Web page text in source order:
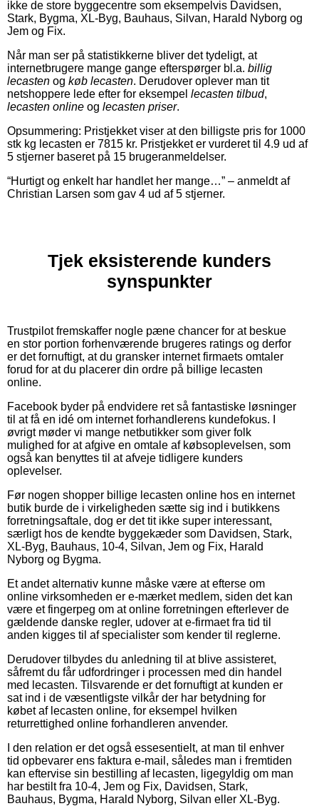
ikke de store byggecentre som eksempelvis Davidsen,
Stark, Bygma, XL-Byg, Bauhaus, Silvan, Harald Nyborg og
Jem og Fix.
Når man ser på statistikkerne bliver det tydeligt, at
internetbrugere mange gange efterspørger bl.a. billig
lecasten og køb lecasten. Derudover oplever man tit
netshoppere lede efter for eksempel lecasten tilbud,
lecasten online og lecasten priser.
Opsummering: Pristjekket viser at den billigste pris for 1000
stk kg lecasten er 7815 kr. Pristjekket er vurderet til 4.9 ud af
5 stjerner baseret på 15 brugeranmeldelser.
“Hurtigt og enkelt har handlet her mange…” – anmeldt af
Christian Larsen som gav 4 ud af5 stjerner.
Tjek eksisterende kunders
synspunkter
Trustpilot fremskaffer nogle pæne chancer for at beskue
en stor portion forhenværende brugeres ratings og derfor
er det fornuftigt, at du gransker internet firmaets omtaler
forud for at du placerer din ordre på billige lecasten
online.
Facebook byder på endvidere ret så fantastiske løsninger
til at få en idé om internet forhandlerens kundefokus. I
øvrigt møder vi mange netbutikker som giver folk
mulighed for at afgive en omtale af købsoplevelsen, som
også kan benyttes til at afveje tidligere kunders
oplevelser.
Før nogen shopper billige lecasten online hos en internet
butik burde de i virkeligheden sætte sig ind i butikkens
forretningsaftale, dog er det tit ikke super interessant,
særligt hos de kendte byggekæder som Davidsen, Stark,
XL-Byg, Bauhaus, 10-4, Silvan, Jem og Fix, Harald
Nyborg og Bygma.
Et andet alternativ kunne måske være at efterse om
online virksomheden er e-mærket medlem, siden det kan
være et fingerpeg om at online forretningen efterlever de
gældende danske regler, udover at e-firmaet fra tid til
anden kigges til af specialister som kender til reglerne.
Derudover tilbydes du anledning til at blive assisteret,
såfremt du får udfordringer i processen med din handel
med lecasten. Tilsvarende er det fornuftigt at kunden er
sat ind i de væsentligste vilkår der har betydning for
købet af lecasten online, for eksempel hvilken
returrettighed online forhandleren anvender.
I den relation er det også essesentielt, at man til enhver
tid opbevarer ens faktura e-mail, således man i fremtiden
kan eftervise sin bestilling af lecasten, ligegyldig om man
har bestilt fra 10-4, Jem og Fix, Davidsen, Stark,
Bauhaus, Bygma, Harald Nyborg, Silvan eller XL-Byg.